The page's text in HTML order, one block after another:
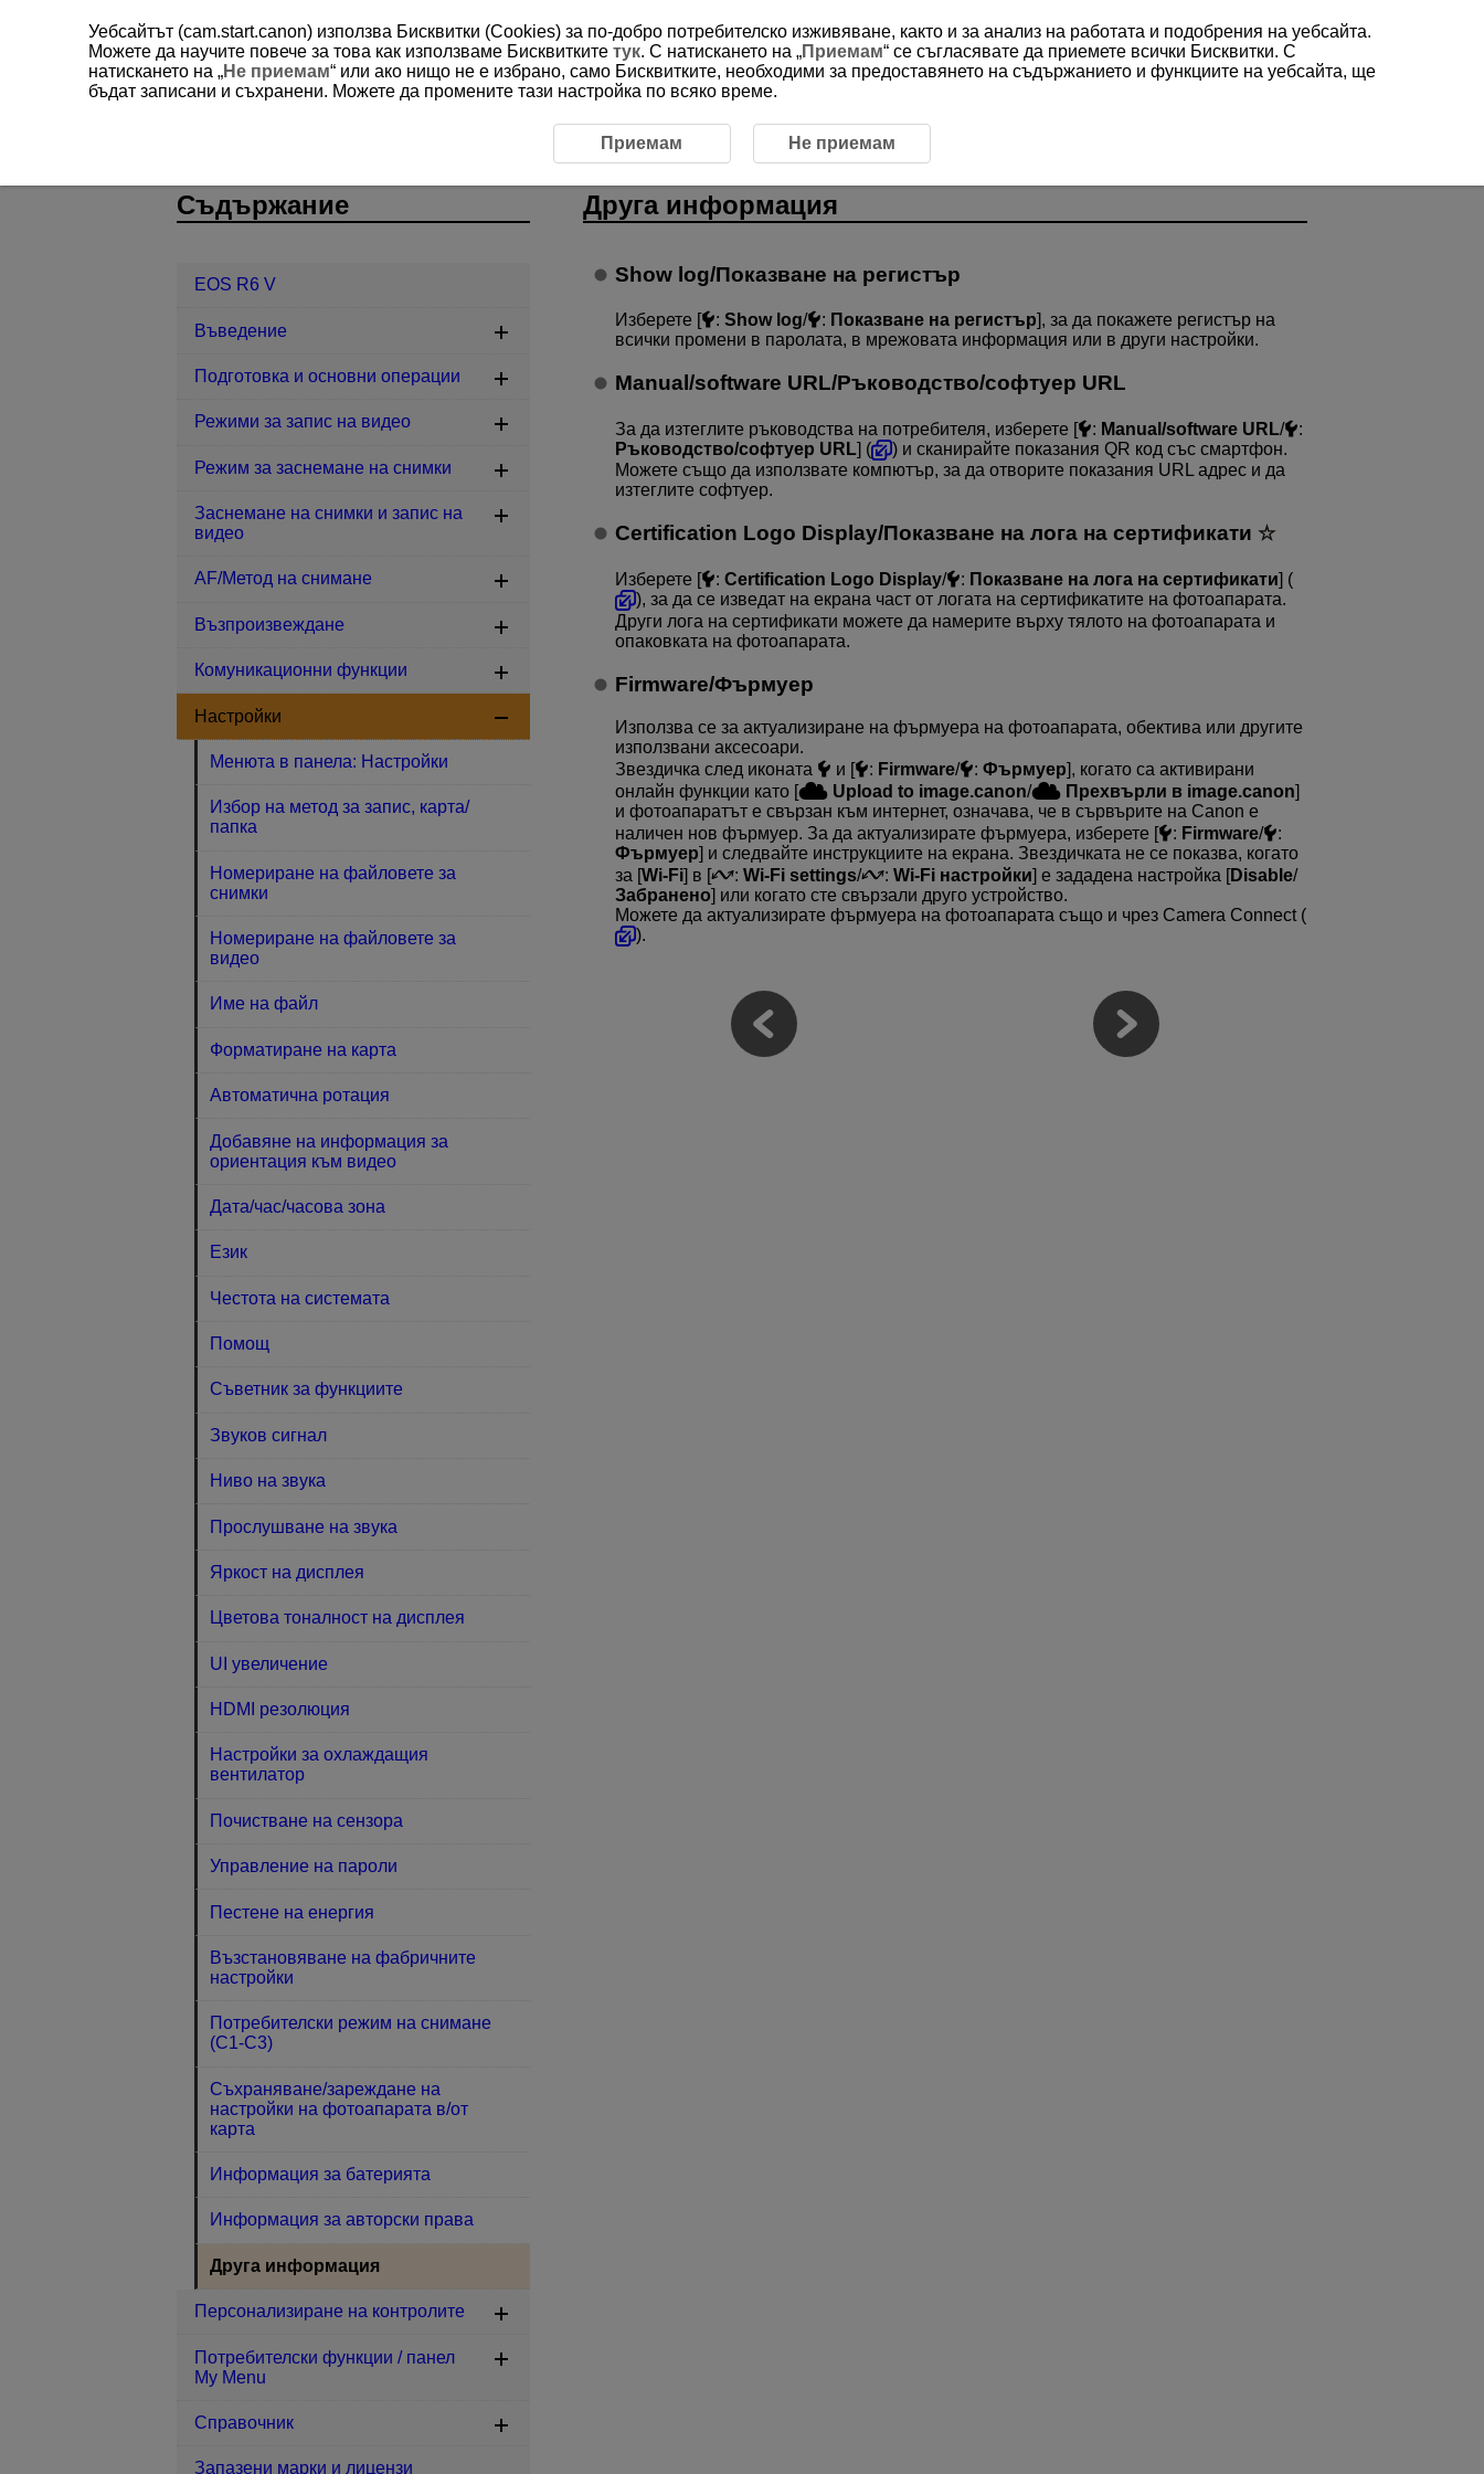
Друга информация
Друга информация
Show log/Показване на регистър
Изберете [ : Show log/ : Показване на регистър], за да покажете регистър на
всички промени в паролата, в мрежовата информация или в други настройки.
Manual/software URL/Ръководство/софтуер URL
За да изтеглите ръководства на потребителя, изберете [ : Manual/software URL/
:
Ръководство/софтуер URL] (
) и сканирайте показания QR код със смартфон.
Можете също да използвате компютър, за да отворите показания URL адрес и да
изтеглите софтуер.
Certification Logo Display/Показване на лога на сертификати
Изберете [ : Certification Logo Display/ : Показване на лога на сертификати] (
), за да се изведат на екрана част от логата на сертификатите на фотоапарата.
Други лога на сертификати можете да намерите върху тялото на фотоапарата и
опаковката на фотоапарата.
Firmware/Фърмуер
Използва се за актуализиране на фърмуера на фотоапарата, обектива или другите
използвани аксесоари.
Звездичка след иконата
и [ : Firmware/ : Фърмуер], когато са активирани
онлайн функции като [
Upload to image.canon/ Прехвърли в image.canon]
и фотоапаратът е свързан към интернет, означава, че в сървърите на Canon е
наличен нов фърмуер. За да актуализирате фърмуера, изберете [
: Firmware/
:
Фърмуер] и следвайте инструкциите на екрана. Звездичката не се показва, когато
за [Wi-Fi] в [ : Wi-Fi settings/ : Wi-Fi настройки] е зададена настройка [Disable/
Забранено] или когато сте свързали друго устройство.
Можете да актуализирате фърмуера на фотоапарата също и чрез Camera Connect (
).
Съдържание
EOS R6 V
Въведение
Подготовка и основни операции
Режими за запис на видео
Режим за заснемане на снимки
Заснемане на снимки и запис на
видео
AF/Метод на снимане
Възпроизвеждане
Комуникационни функции
Настройки
Менюта в панела: Настройки
Избор на метод за запис, карта/
папка
Номериране на файловете за
снимки
Номериране на файловете за
видео
Име на файл
Форматиране на карта
Автоматична ротация
Добавяне на информация за
ориентация към видео
Дата/час/часова зона
Език
Честота на системата
Помощ
Съветник за функциите
Звуков сигнал
Ниво на звука
Прослушване на звука
Яркост на дисплея
Цветова тоналност на дисплея
UI увеличение
HDMI резолюция
Настройки за охлаждащия
вентилатор
Почистване на сензора
Управление на пароли
Пестене на енергия
Възстановяване на фабричните
настройки
Потребителски режим на снимане
(C1-C3)
Съхраняване/зареждане на
настройки на фотоапарата в/от
карта
Информация за батерията
Информация за авторски права
Друга информация
Персонализиране на контролите
Потребителски функции / панел
My Menu
Справочник
Запазени марки и лицензи
Уебсайтът (cam.start.canon) използва Бисквитки (Cookies) за по-добро потребителско изживяване, както и за анализ на работата и подобрения на уебсайта.
Можете да научите повече за това как използваме Бисквитките тук. С натискането на „Приемам“ се съгласявате да приемете всички Бисквитки. С
натискането на „Не приемам“ или ако нищо не е избрано, само Бисквитките, необходими за предоставянето на съдържанието и функциите на уебсайта, ще
бъдат записани и съхранени. Можете да промените тази настройка по всяко време.
Приемам Не приемам